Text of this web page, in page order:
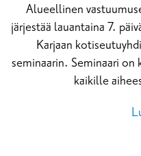
Alueellinen
järjestää lauantaina 7.
Karjaan
seminaarin. Seminaari
kaikille